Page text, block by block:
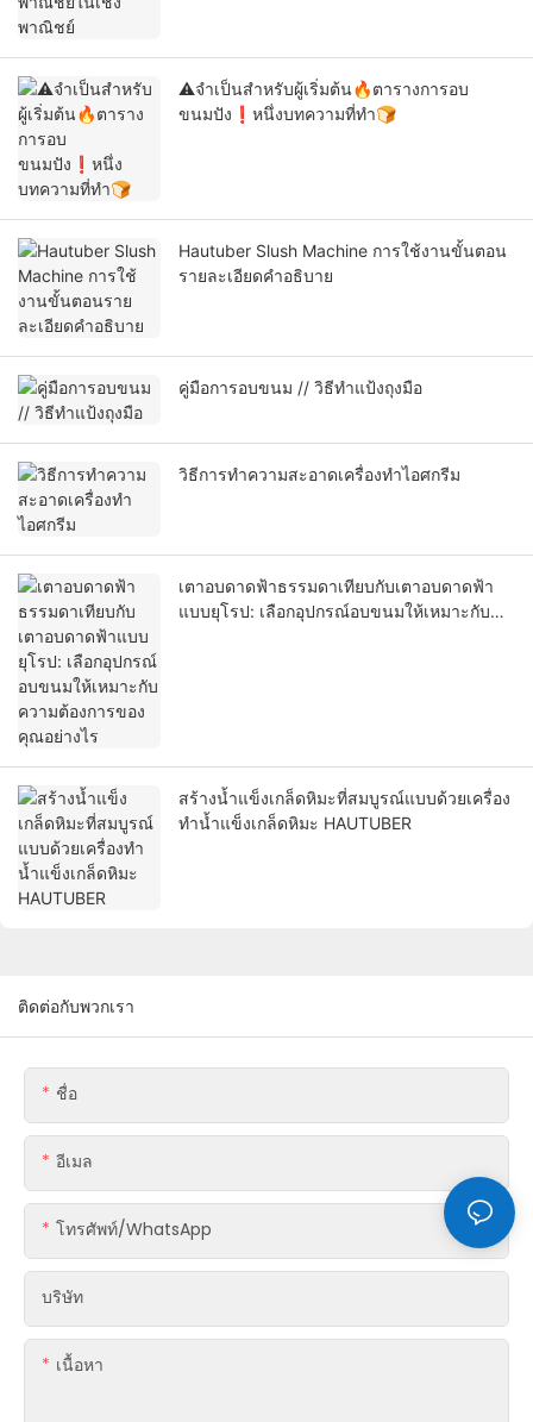
⚠จำเป็นสำหรับผู้เริ่มต้น🔥ตารางการอบ
ขนมปัง❗หนึ่งบทความที่ทำ🍞
Hautuber Slush Machine การใช้งานขั้นตอน
รายละเอียดคำอธิบาย
คู่มือการอบขนม // วิธีทำแป้งถุงมือ
วิธีการทำความสะอาดเครื่องทำไอศกรีม
เตาอบดาดฟ้าธรรมดาเทียบกับเตาอบดาดฟ้า
แบบยุโรป: เลือกอุปกรณ์อบขนมให้เหมาะกับ
สร้างน้ำแข็งเกล็ดหิมะที่สมบูรณ์แบบด้วยเครื่อง
ทำน้ำแข็งเกล็ดหิมะ HAUTUBER
ติดต่อกับพวกเรา
ชื่อ
อีเมล
โทรศัพท์/WhatsApp
บริษัท
เนื้อหา